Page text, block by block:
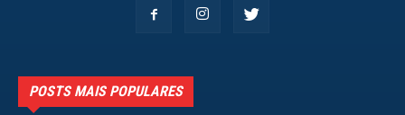
POSTS MAIS POPULARES